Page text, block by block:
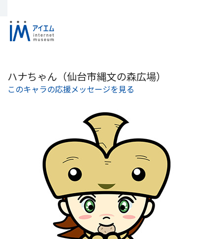
ハナちゃん（仙台市縄文の森広場）
このキャラの応援メッセージを見る